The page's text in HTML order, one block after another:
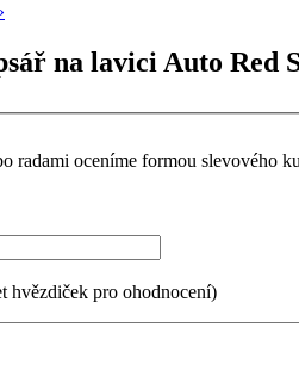
na lavici Auto Red
radami oceníme formou slevového
hvězdiček pro ohodnocení)